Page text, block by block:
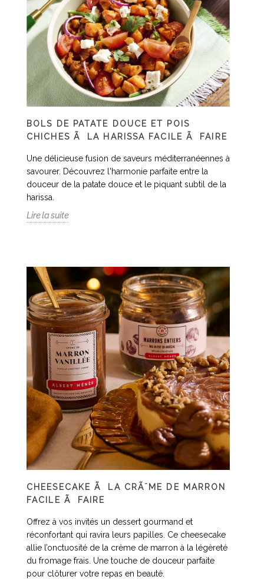
BOLS DE PATATE DOUCE ET POIS
CHICHES Ã LA HARISSA FACILE Ã FAIRE
Une délicieuse fusion de saveurs méditerranéennes à
savourer. Découvrez l'harmonie parfaite entre la
douceur de la patate douce et le piquant subtil de la
harissa.
Lire la suite
CHEESECAKE Ã LA CRÃ¨ME DE MARRON
FACILE Ã FAIRE
Offrez à vos invités un dessert gourmand et
réconfortant qui ravira leurs papilles. Ce cheesecake
allie l’onctuosité de la crème de marron à la légèreté
du fromage frais. Une touche de douceur parfaite
pour clôturer votre repas en beauté.